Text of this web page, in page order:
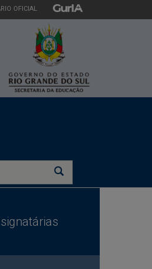
OFICIAL ESTADO
Buscar